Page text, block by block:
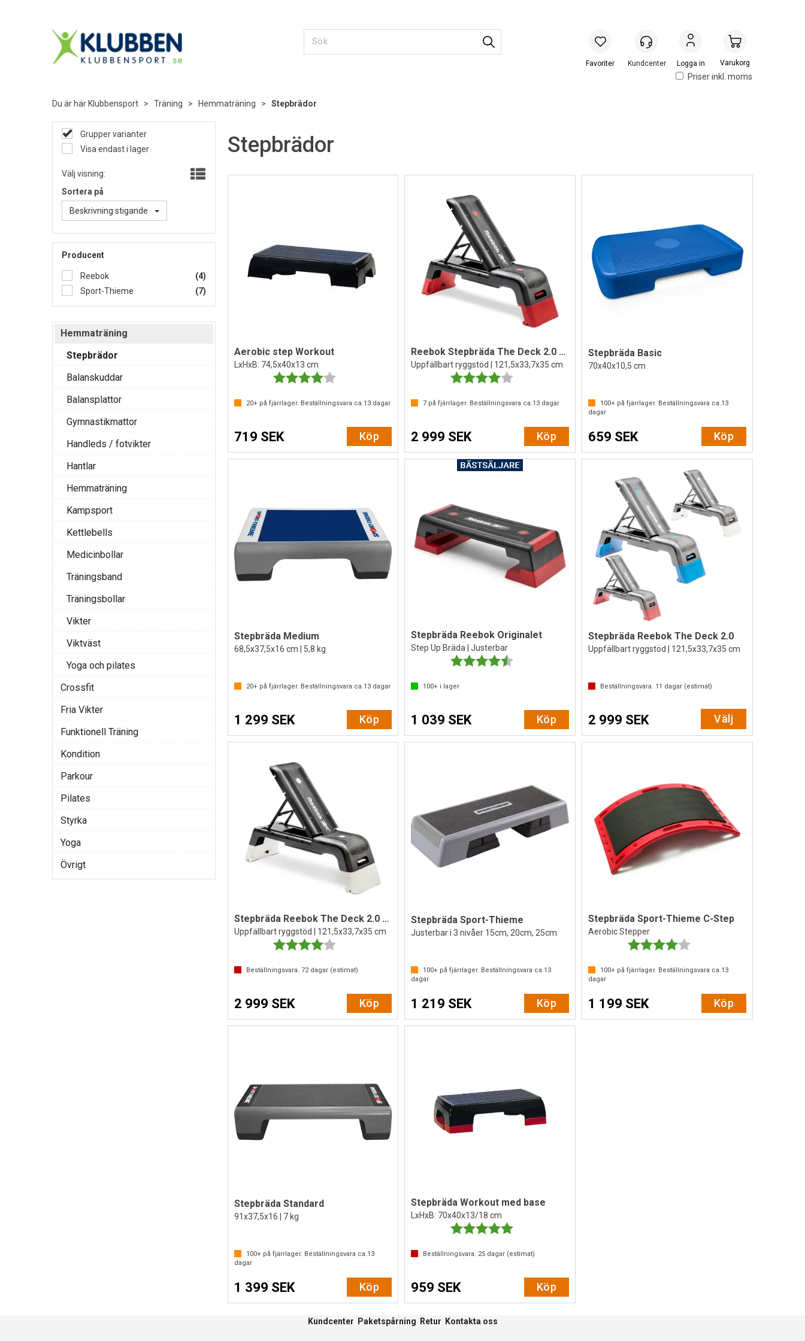
Priser inkl. moms
Logga in Handlevogn
Du är här Klubbensport > Träning > Hemmaträning > Stepbrädor
Grupper varianter
Visa endast i lager
Välj visning:
Sortera på
Beskrivning stigande
Producent
Reebok
(4)
Sport-Thieme
(7)
Hemmaträning
Stepbrädor
Balanskuddar
Balansplattor
Gymnastikmattor
Handleds / fotvikter
Hantlar
Hemmaträning
Kampsport
Kettlebells
Medicinbollar
Träningsband
Träningsbollar
Vikter
Viktväst
Yoga och pilates
Crossfit
Fria Vikter
Funktionell Träning
Kondition
Parkour
Pilates
Styrka
Yoga
Övrigt
Stepbrädor
Aerobic step Workout
LxHxB: 74,5x40x13 cm
Betyg:
20+på fjärrlager. Beställningsvara ca.13dagar
719 SEK Köp
Reebok Stepbräda The Deck 2.0 Röd/Svart
Uppfällbart ryggstöd | 121,5x33,7x35 cm
Betyg:
7 på fjärrlager. Beställningsvara ca.13 dagar
2 999 SEK Köp
Stepbräda Basic
70x40x10,5 cm
100+ på fjärrlager. Beställningsvara ca.13
dagar
659 SEK Köp
Stepbräda Medium
68,5x37,5x16 cm | 5,8 kg
20+på fjärrlager. Beställningsvara ca.13dagar
1 299 SEK Köp
Stepbräda Reebok Originalet
Step Up Bräda | Justerbar
Betyg:
100+ i lager
1 039 SEK Köp
Stepbräda Reebok The Deck 2.0
Uppfällbart ryggstöd | 121,5x33,7x35 cm
Beställningsvara. 11 dagar (estimat)
2 999 SEK Välj
Stepbräda Reebok The Deck 2.0 Vit/Svart
Uppfällbart ryggstöd | 121,5x33,7x35 cm
Betyg:
Beställningsvara. 72dagar (estimat)
2 999 SEK Köp
Stepbräda Sport-Thieme
Justerbar i 3 nivåer 15cm, 20cm, 25cm
100+ på fjärrlager. Beställningsvara ca.13
dagar
1 219 SEK Köp
Stepbräda Sport-Thieme C-Step
Aerobic Stepper
Betyg:
100+ på fjärrlager. Beställningsvara ca.13
dagar
1 199 SEK Köp
Stepbräda Standard
91x37,5x16 | 7 kg
100+på fjärrlager. Beställningsvara ca. 13
dagar
1 399 SEK Köp
Stepbräda Workout med base
LxHxB: 70x40x13/18 cm
Betyg:
Beställningsvara. 25 dagar (estimat)
959 SEK Köp
Kundcenter Paketspårning Retur Kontakta oss